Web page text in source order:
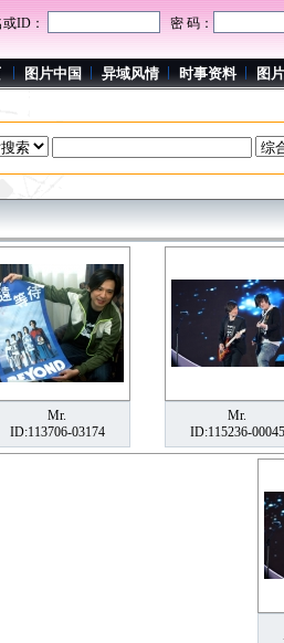
ID： 密 码：
图片中国 异域风情 时事资料 图
Mr.
ID:113706-03174
Mr.
ID:115236-00045